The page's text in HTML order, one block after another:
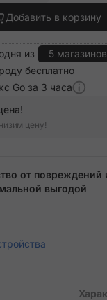
Добавить в корзину
из
5 магазинов
бесплатно
Go за 3 часа
цену!
от повреждений
выгодой